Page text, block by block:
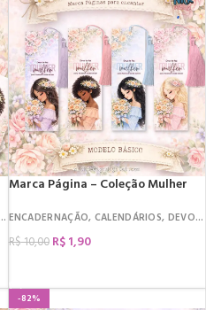
, DIA DA MULHER,
Marca Página – Coleção Mulher
ENCADERNAÇÃO, CALENDÁRIOS, DEVOCIONAL
R$10,00 R$1,90
-82%